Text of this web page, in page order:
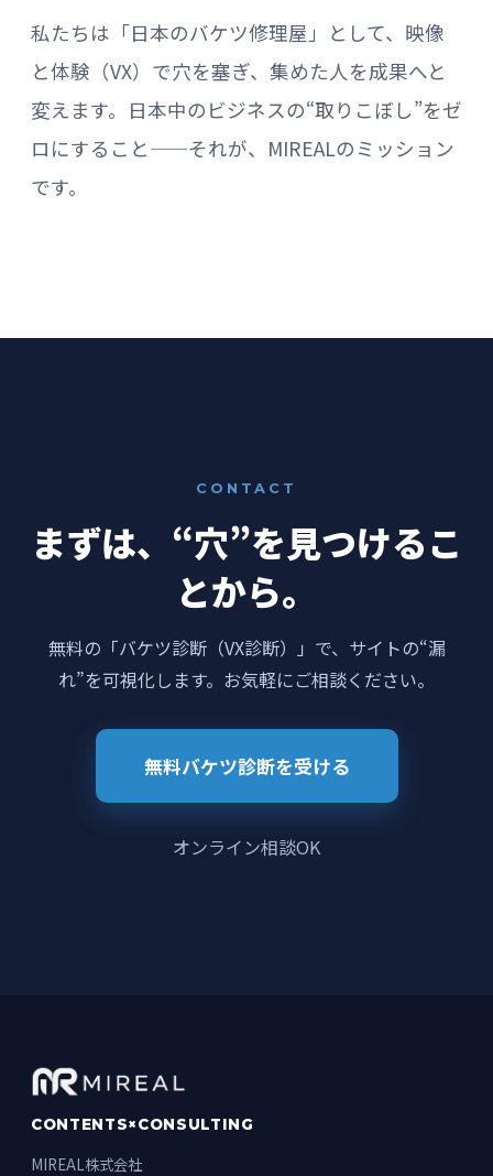
私たちは「日本のバケツ修理屋」として、映像
と体験（VX）で穴を塞ぎ、集めた人を成果へと
変えます。日本中のビジネスの“取りこぼし”をゼ
ロにすること——それが、MIREALのミッション
です。
CONTACT
まずは、“穴”を見つけるこ
とから。
無料の「バケツ診断（VX診断）」で、サイトの“漏
れ”を可視化します。お気軽にご相談ください。
無料バケツ診断を受ける
オンライン相談OK
CONTENTS×CONSULTING
MIREAL株式会社